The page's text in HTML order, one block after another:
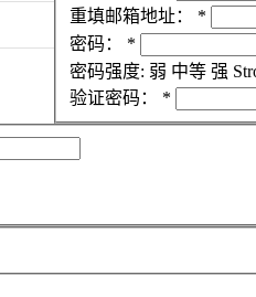
重填邮箱地址：
*
密码：
*
密码强度: 弱 中等 强
验证密码：
*